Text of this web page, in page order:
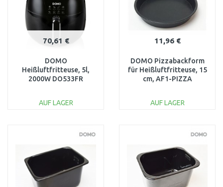
70,61 €
DOMO
Heißluftfritteuse, 5l,
2000W DO533FR
AUF LAGER
11,96 €
DOMO Pizzabackform
für Heißluftfritteuse, 15
cm, AF1-PIZZA
AUF LAGER